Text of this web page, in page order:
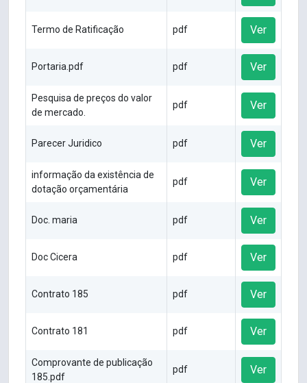
Termo de Ratificação pdf Ver
Portaria.pdf pdf Ver
Pesquisa de preços do valor
de mercado.
pdf Ver
Parecer Juridico pdf Ver
informação da existência de
dotação orçamentária
pdf Ver
Doc. maria pdf Ver
Doc Cicera pdf Ver
Contrato 185 pdf Ver
Contrato 181 pdf Ver
Comprovante de publicação
185.pdf
pdf Ver